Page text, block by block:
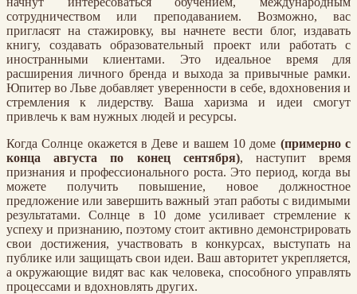
сотрудничеством или преподаванием. Возможно, вас
пригласят на стажировку, вы начнете вести блог, издавать
книгу, создавать образовательный проект или работать с
иностранными клиентами. Это идеальное время для
расширения личного бренда и выхода за привычные рамки.
Юпитер во Льве добавляет уверенности в себе, вдохновения и
стремления к лидерству. Ваша харизма и идеи смогут
привлечь к вам нужных людей и ресурсы.
Когда Солнце окажется в Деве и вашем 10 доме (примерно с
конца августа по конец сентября), наступит время
признания и профессионального роста. Это период, когда вы
можете получить повышение, новое должностное
предложение или завершить важный этап работы с видимыми
результатами. Солнце в 10 доме усиливает стремление к
успеху и признанию, поэтому стоит активно демонстрировать
свои достижения, участвовать в конкурсах, выступать на
публике или защищать свои идеи. Ваш авторитет укрепляется,
а окружающие видят вас как человека, способного управлять
процессами и вдохновлять других.